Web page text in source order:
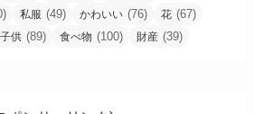
私服 (49) かわいい (76) 花 (67)
子供 (89) 食べ物 (100) 財産 (39)